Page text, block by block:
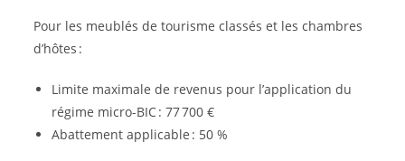
Pour les meublés de tourisme classés et les chambres
d’hôtes :
Limite maximale de revenus pour l’application du
régime micro-BIC : 77 700 €
Abattement applicable : 50 %